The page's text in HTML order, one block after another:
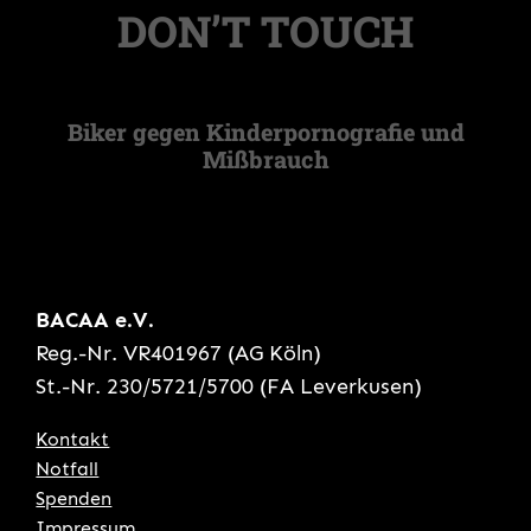
DON’T TOUCH
Biker gegen Kinderpornografie und
Mißbrauch
BACAA e.V.
Reg.-Nr. VR401967 (AG Köln)
St.-Nr. 230/5721/5700 (FA Leverkusen)
Kontakt
Notfall
Spenden